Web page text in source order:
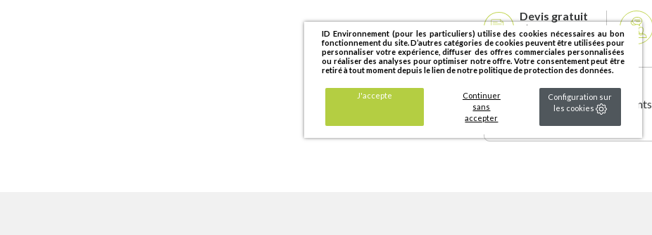
ID Environnement (pour les particuliers) utilise des cookies nécessaires au bon
fonctionnement du site. D’autres catégories de cookies peuvent être utilisées pour
personnaliser votre expérience, diffuser des offres commerciales personnalisées
ou réaliser des analyses pour optimiser notre offre. Votre consentement peut être
retiré à tout moment depuis le lien de notre politique de protection des données.
J'accepte
Continuer
sans
accepter
Configuration sur
les cookies
Devis gratuit
et sans
engagement
local_shipping
Livraison à domicile et points